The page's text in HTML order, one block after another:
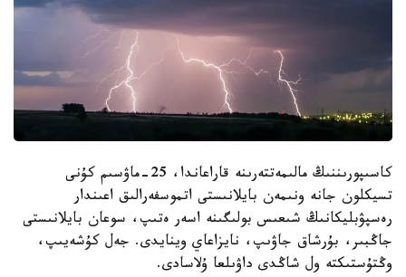
كاسىپورىننىڭ مالىمەتتەرىنە قاراعاندا، 25-ماۋسىم كۇنى
تسيكلون جانە ونىمەن بايلانىستى اتموسفەرالىق اعىندار
رەسپۋبليكانىڭ شىعىس بولىگىنە اسەر ەتىپ، سوعان بايلانىستى
جاڭبىر، بۇرشاق جاۋىپ، نايزاعاي وينايدى. جەل كۇشەيىپ،
وڭتۇستىكتە ول شاڭدى داۋىلعا ۇلاسادى.